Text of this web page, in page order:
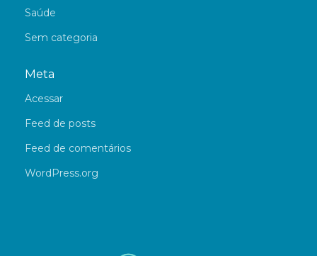
Saúde
Sem categoria
Meta
Acessar
Feed de posts
Feed de comentários
WordPress.org